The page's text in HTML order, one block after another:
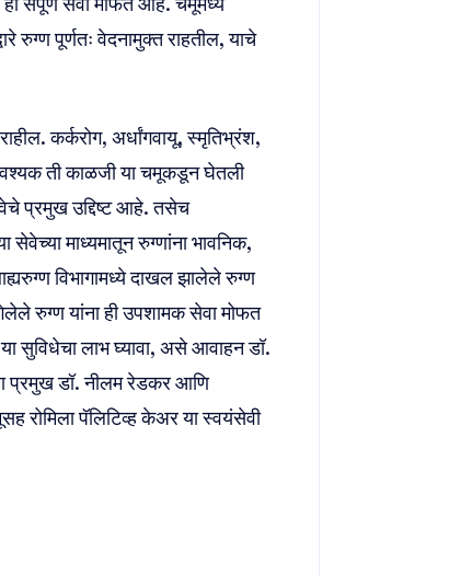
रुग्ण पूर्णतः वेदनामुक्त राहतील, याचे
कर्करोग, अर्धांगवायू, स्मृतिभ्रंश,
ती काळजी या चमूकडून घेतली
प्रमुख उद्दिष्ट आहे. तसेच
माध्यमातून रुग्णांना भावनिक,
विभागामध्ये दाखल झालेले रुग्ण
रुग्ण यांना ही उपशामक सेवा मोफत
सुविधेचा लाभ घ्यावा, असे आवाहन डॉ.
प्रमुख डॉ. नीलम रेडकर आणि
रोमिला पॅलिटिव्ह केअर या स्वयंसेवी